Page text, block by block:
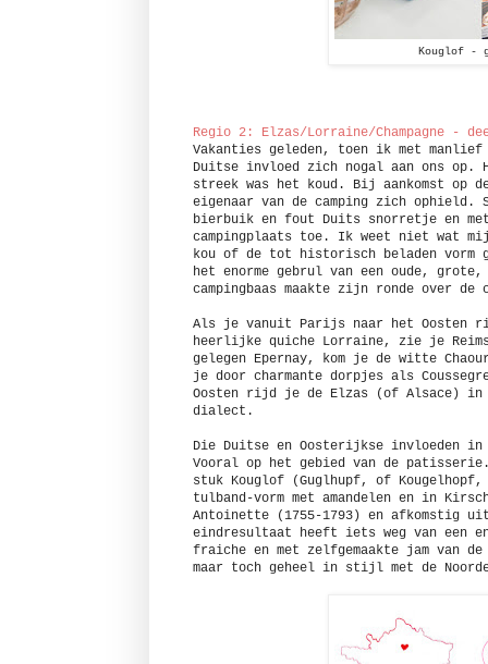
Kouglof -
Regio 2: Elzas/Lorraine/Champagne -
Vakanties geleden, toen ik met
Duitse invloed zich nogal aan ons op.
streek was het koud. Bij aankomst op
eigenaar van de camping zich
bierbuik en fout Duits snorretje en
campingplaats toe. Ik weet niet wat
kou of de tot historisch beladen vorm
het enorme gebrul van een oude,
campingbaas maakte zijn ronde over
Als je vanuit Parijs naar het Oosten
heerlijke quiche Lorraine, zie je Reims
gelegen Epernay, kom je de witte
je door charmante dorpjes als
Oosten rijd je de Elzas (of Alsace) in
dialect.
Die Duitse en Oosterijkse invloeden in
Vooral op het gebied van de
stuk Kouglof (Guglhupf, of
tulband-vorm met amandelen en in
Antoinette (1755-1793) en afkomstig
eindresultaat heeft iets weg van een
fraiche en met zelfgemaakte jam van
maar toch geheel in stijl met de